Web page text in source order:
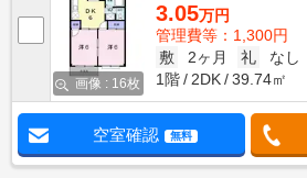
画像 : 16枚
3.05万円
管理費等：1,300円
敷
2ヶ月 礼
なし
1階
2DK 39.74㎡
空室確認 無料